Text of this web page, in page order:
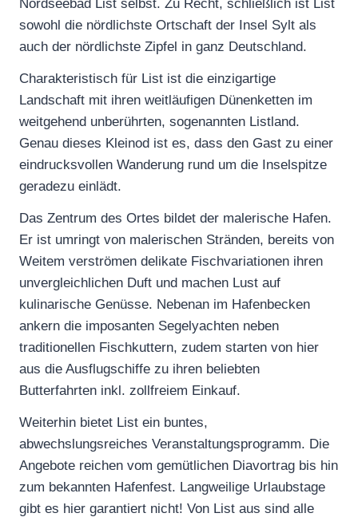
Nordseebad List selbst. Zu Recht, schließlich ist List
sowohl die nördlichste Ortschaft der Insel Sylt als
auch der nördlichste Zipfel in ganz Deutschland.
Charakteristisch für List ist die einzigartige
Landschaft mit ihren weitläufigen Dünenketten im
weitgehend unberührten, sogenannten Listland.
Genau dieses Kleinod ist es, dass den Gast zu einer
eindrucksvollen Wanderung rund um die Inselspitze
geradezu einlädt.
Das Zentrum des Ortes bildet der malerische Hafen.
Er ist umringt von malerischen Stränden, bereits von
Weitem verströmen delikate Fischvariationen ihren
unvergleichlichen Duft und machen Lust auf
kulinarische Genüsse. Nebenan im Hafenbecken
ankern die imposanten Segelyachten neben
traditionellen Fischkuttern, zudem starten von hier
aus die Ausflugschiffe zu ihren beliebten
Butterfahrten inkl. zollfreiem Einkauf.
Weiterhin bietet List ein buntes,
abwechslungsreiches Veranstaltungsprogramm. Die
Angebote reichen vom gemütlichen Diavortrag bis hin
zum bekannten Hafenfest. Langweilige Urlaubstage
gibt es hier garantiert nicht! Von List aus sind alle